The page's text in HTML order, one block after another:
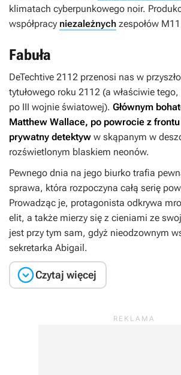
klimatach cyberpunkowego noir.
współpracy niezależnych zespołów
Fabuła
DeTechtive 2112 przenosi nas w
tytułowego roku 2112 (a właściwie
po III wojnie światowej). Głównym
Matthew Wallace, po powrocie z
prywatny detektyw w skąpanym w
rozświetlonym blaskiem neonów.
Pewnego dnia na jego biurko trafia
sprawa, która rozpoczyna całą serię
Prowadząc je, protagonista odkrywa
elit, a także mierzy się z cieniami ze
jest przy tym sam, gdyż nieodzownym
sekretarka Abigail.
Czytaj więcej